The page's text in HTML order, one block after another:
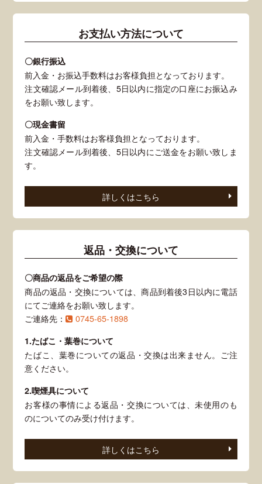
お支払い方法について
〇銀行振込
前入金・お振込手数料はお客様負担となっております。
注文確認メール到着後、5日以内に指定の口座にお振込み
をお願い致します。
〇現金書留
前入金・手数料はお客様負担となっております。
注文確認メール到着後、5日以内にご送金をお願い致しま
す。
詳しくはこちら
返品・交換について
〇商品の返品をご希望の際
商品の返品・交換については、商品到着後3日以内に電話
にてご連絡をお願い致します。
ご連絡先：
0745-65-1898
1.たばこ・葉巻について
たばこ、葉巻についての返品・交換は出来ません。ご注
意ください。
2.喫煙具について
お客様の事情による返品・交換については、未使用のも
のについてのみ受け付けます。
詳しくはこちら